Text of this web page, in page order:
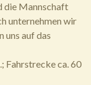
die Mannschaft
unternehmen wir
uns auf das
Fahrstrecke ca. 60